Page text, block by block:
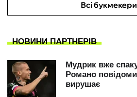
Всі букмекери